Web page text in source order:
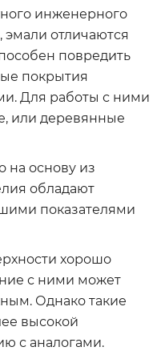
инженерного
отличаются
повредить
покрытия
Для работы с ними
или деревянные
на основу из
обладают
показателями
хорошо
с ними может
Однако такие
высокой
с аналогами.